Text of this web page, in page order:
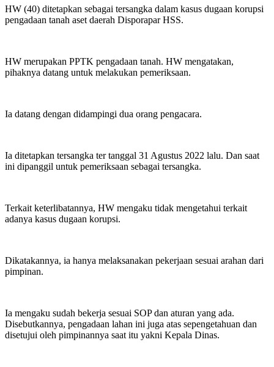
HW (40) ditetapkan sebagai tersangka dalam kasus dugaan korupsi
pengadaan tanah aset daerah Disporapar HSS.
HW merupakan PPTK pengadaan tanah. HW mengatakan,
pihaknya datang untuk melakukan pemeriksaan.
Ia datang dengan didampingi dua orang pengacara.
Ia ditetapkan tersangka ter tanggal 31 Agustus 2022 lalu. Dan saat
ini dipanggil untuk pemeriksaan sebagai tersangka.
Terkait keterlibatannya, HW mengaku tidak mengetahui terkait
adanya kasus dugaan korupsi.
Dikatakannya, ia hanya melaksanakan pekerjaan sesuai arahan dari
pimpinan.
Ia mengaku sudah bekerja sesuai SOP dan aturan yang ada.
Disebutkannya, pengadaan lahan ini juga atas sepengetahuan dan
disetujui oleh pimpinannya saat itu yakni Kepala Dinas.